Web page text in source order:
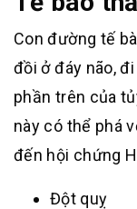
Con đường tế
đồi ở đáy não,
phần trên của
này có thể phá
đến hội chứng
Đột quỵ